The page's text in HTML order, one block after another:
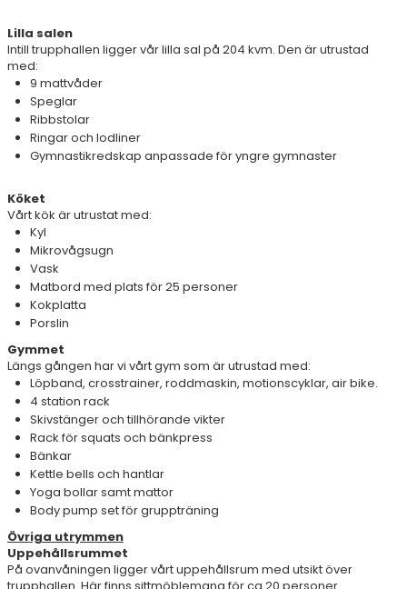
Lilla salen
Intill trupphallen ligger vår lilla sal på 204 kvm. Den är utrustad
med:
9 mattvåder
Speglar
Ribbstolar
Ringar och lodliner
Gymnastikredskap anpassade för yngre gymnaster
Köket
Vårt kök är utrustat med:
Kyl
Mikrovågsugn
Vask
Matbord med plats för 25 personer
Kokplatta
Porslin
Gymmet
Längs gången har vi vårt gym som är utrustad med:
Löpband, crosstrainer, roddmaskin, motionscyklar, air bike.
4 station rack
Skivstänger och tillhörande vikter
Rack för squats och bänkpress
Bänkar
Kettle bells och hantlar
Yoga bollar samt mattor
Body pump set för gruppträning
Övriga utrymmen
Uppehållsrummet
På ovanvåningen ligger vårt uppehållsrum med utsikt över